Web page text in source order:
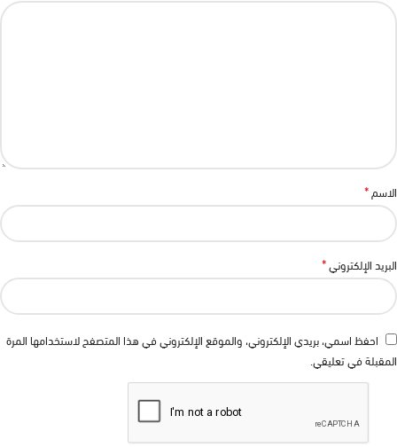
الاسم*
البريد الإلكتروني*
احفظ اسمي، بريدي الإلكتروني، والموقع الإلكتروني في هذا المتصفح لاستخدامها المرة
المقبلة في تعليقي.